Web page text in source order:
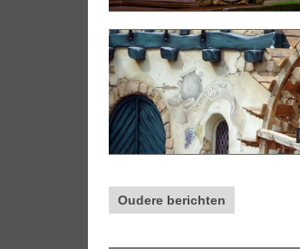
Oudere berichten